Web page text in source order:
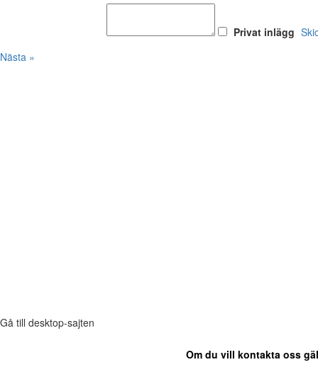
Privat inlägg
Nästa »
Gå till desktop-sajten
Om du vill kontakta oss